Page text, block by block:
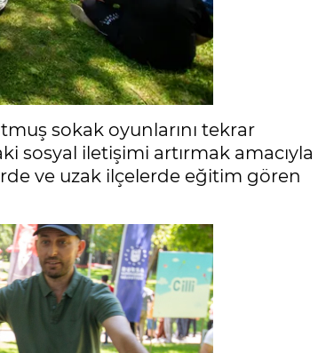
sokak oyunlarını tekrar
sosyal iletişimi artırmak amacıyla
ve uzak ilçelerde eğitim gören